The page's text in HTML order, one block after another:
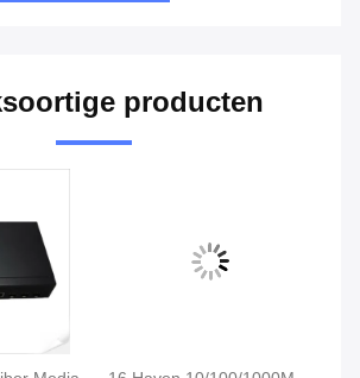
producten